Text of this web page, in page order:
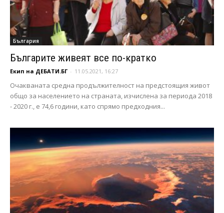
България
Българите живеят все по-кратко
Екип на ДЕБАТИ.БГ - 11.05.2021, 16:27
Очакваната средна продължителност на предстоящия живот
общо за населението на страната, изчислена за периода 2018
- 2020 г., е 74,6 години, като спрямо предходния...